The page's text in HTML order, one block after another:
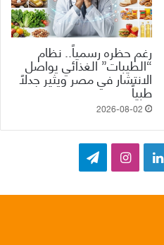
رغم حظره رسمياً.. نظام
“الطيبات” الغذائي يواصل
الانتشار في مصر ويثير جدلاً
طبياً
2026-08-02